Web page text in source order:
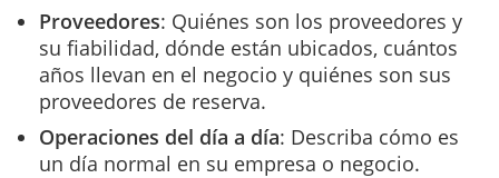
Proveedores: Quiénes son los proveedores y
su fiabilidad, dónde están ubicados, cuántos
años llevan en el negocio y quiénes son sus
proveedores de reserva.
Operaciones del día a día: Describa cómo es
un día normal en su empresa o negocio.